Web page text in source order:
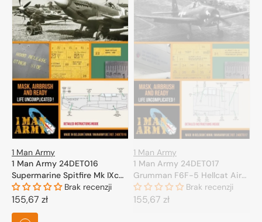
1 Man Army
1 Man Army 24DET016
Supermarine Spitfire Mk IXc
Airfix 1/24
Brak recenzji
Cena
regularna
155,67 zł
1 Man Army
1 Man Army 24DET017
Grumman F6F-5 Hellcat Airfix
1/24
Brak recenzji
Cena
155,67 zł